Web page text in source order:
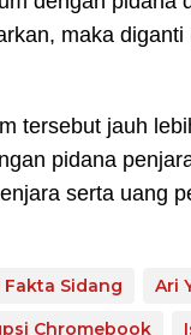
maka
tersebut jauh
pidana
serta uang
Sidang
Ari
Chromebook